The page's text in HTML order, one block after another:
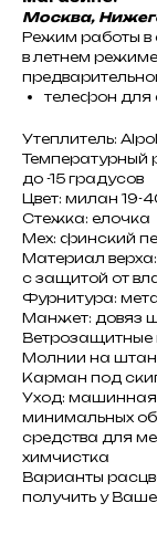
Москва,
Режим работы в
в летнем
телефон для
Утеплитель:
Температурный
до -15 градусов
Цвет: милан 19-
Стежка: елочка
Мех: финский
Материал
с защитой от
Фурнитура:
Манжет: довяз
Ветрозащитные
Молнии на
Карман под
Уход: машинная
минимальных
средства для
химчистка
Варианты
получить у